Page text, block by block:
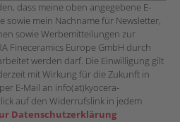
dass meine oben angegebene E-
sowie mein Nachname für Newsletter,
sowie Werbemitteilungen zur
Fineceramics Europe GmbH durch
werden darf. Die Einwilligung gilt
mit Wirkung für die Zukunft in
E-Mail an info(at)kyocera-
auf den Widerrufslink in jedem
Datenschutzerklärung